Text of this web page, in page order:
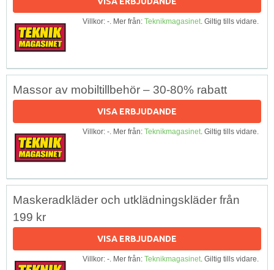
Villkor: -. Mer från: Teknikmagasinet. Giltig tills vidare.
Massor av mobiltillbehör – 30-80% rabatt
VISA ERBJUDANDE
Villkor: -. Mer från: Teknikmagasinet. Giltig tills vidare.
Maskeradkläder och utklädningskläder från
199 kr
VISA ERBJUDANDE
Villkor: -. Mer från: Teknikmagasinet. Giltig tills vidare.